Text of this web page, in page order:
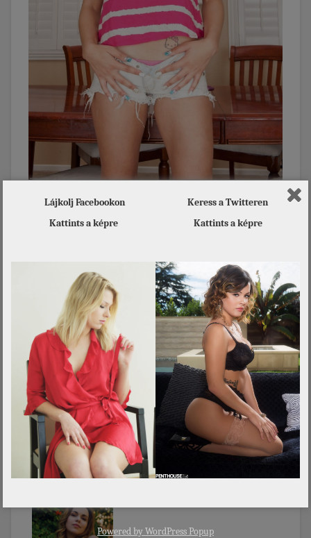
Ez is érdekelhet
Szeptember 12. –
MÁRIA napja van
Florence Augusztus 23. –
Lájkolj Facebookon
Kattints a képre
Keress a Twitteren
Kattints a képre
Powered byWordPress Popup